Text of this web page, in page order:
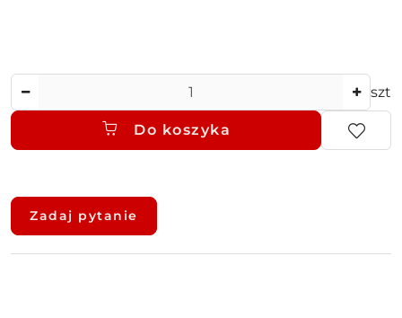
szt
Do koszyka
Dostępność
dostawa
Zadaj pytanie